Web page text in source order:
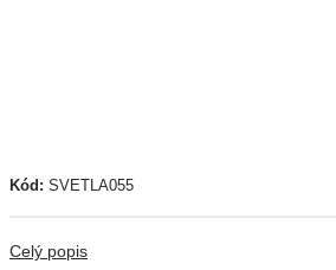
Kód: SVETLA055
Celý popis